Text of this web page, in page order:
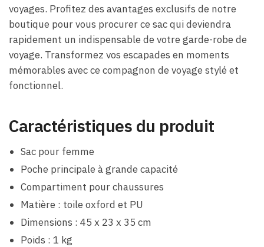
voyages. Profitez des avantages exclusifs de notre
boutique pour vous procurer ce sac qui deviendra
rapidement un indispensable de votre garde-robe de
voyage. Transformez vos escapades en moments
mémorables avec ce compagnon de voyage stylé et
fonctionnel.
Caractéristiques du produit
Sac pour femme
Poche principale à grande capacité
Compartiment pour chaussures
Matière : toile oxford et PU
Dimensions : 45 x 23 x 35 cm
Poids : 1 kg